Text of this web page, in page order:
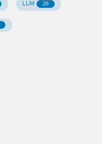
LLM 26